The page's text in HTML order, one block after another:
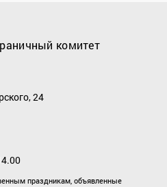
комитет
24
праздникам, объявленные